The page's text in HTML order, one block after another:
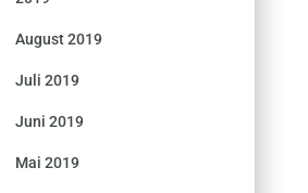
August 2019
Juli 2019
Juni 2019
Mai 2019